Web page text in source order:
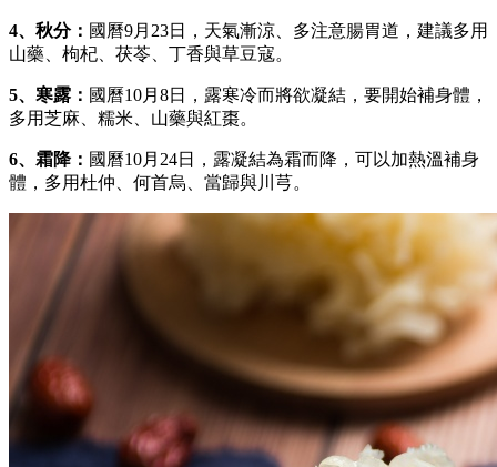
4、秋分： 國曆9月23日，天氣漸涼、多注意腸胃道，建議多用
山藥、枸杞、茯苓、丁香與草豆寇。
5、寒露： 國曆10月8日，露寒冷而將欲凝結，要開始補身體，
多用芝麻、糯米、山藥與紅棗。
6、霜降： 國曆10月24日，露凝結為霜而降，可以加熱溫補身
體，多用杜仲、何首烏、當歸與川芎。